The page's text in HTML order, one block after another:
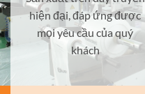
hiện đại, đáp ứng được
mọi yêu cầu của quý
khách